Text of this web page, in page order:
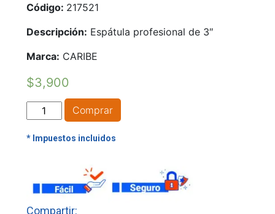
Código: 217521
Descripción: Espátula profesional de 3″
Marca: CARIBE
$3,900
ESPATULA
FLEXIBLE
M/PLASTICO
CORRIENTE
cantidad
Comprar